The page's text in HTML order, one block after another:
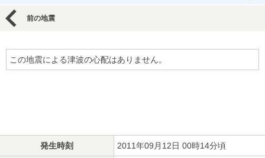
前の地震
この地震による津波の心配はありません。
発生時刻 2011年09月12日 00時14分頃